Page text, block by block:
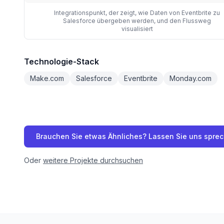
Integrationspunkt, der zeigt, wie Daten von Eventbrite zu
Salesforce übergeben werden, und den Flussweg
visualisiert
Technologie-Stack
Make.com Salesforce Eventbrite Monday.com
Brauchen Sie etwas Ähnliches? Lassen Sie uns
Oder weitere Projekte durchsuchen